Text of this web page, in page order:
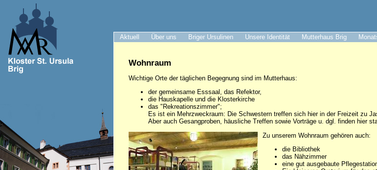
Aktuell Über uns Briger Ursulinen Unsere Identität Mutterhaus Brig
Wohnraum
Wichtige Orte der täglichen Begegnung sind im Mutterhaus:
der gemeinsame Esssaal, das Refektor,
die Hauskapelle und die Klosterkirche
das "Rekreationszimmer";
Es ist ein Mehrzweckraum: Die Schwestern treffen sich hier in der Freizeit zu
Aber auch Gesangproben, häusliche Treffen sowie Vorträge u. dgl. finden hier
Zu unserem Wohnraum gehören auch:
die Bibliothek
das Nähzimmer
eine gut ausgebaute